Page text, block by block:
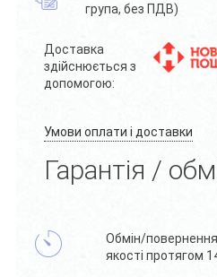
група, без ПДВ)
Доставка
здійснюється з
допомогою:
Умови оплати і доставки
Гарантія /
Обмін/
якості протягом